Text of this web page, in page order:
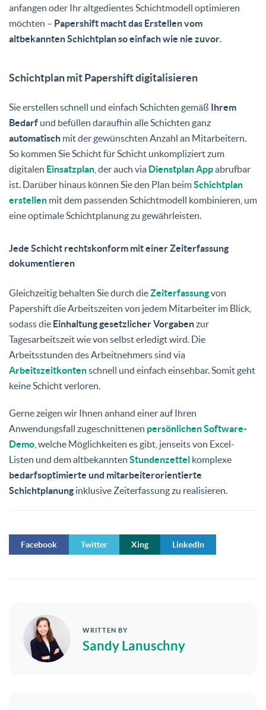
anfangen oder Ihr altgedientes Schichtmodell optimieren
möchten – Papershift macht das Erstellen vom
altbekannten Schichtplan so einfach wie nie zuvor.
Schichtplan mit Papershift digitalisieren
Sie erstellen schnell und einfach Schichten gemäß Ihrem
Bedarf und befüllen daraufhin alle Schichten ganz
automatisch mit der gewünschten Anzahl an Mitarbeitern.
So kommen Sie Schicht für Schicht unkompliziert zum
digitalen Einsatzplan , der auch via Dienstplan Appabrufbar
ist. Darüber hinaus können Sie den Plan beimSchichtplan
erstellen mit dem passenden Schichtmodell kombinieren, um
eine optimale Schichtplanung zu gewährleisten.
Jede Schicht rechtskonform mit einer Zeiterfassung
dokumentieren
Gleichzeitig behalten Sie durch dieZeiterfassungvon
Papershift die Arbeitszeiten von jedem Mitarbeiter im Blick,
sodass die Einhaltung gesetzlicher Vorgabenzur
Tagesarbeitszeit wie von selbst erledigt wird. Die
Arbeitsstunden des Arbeitnehmers sind via
Arbeitszeitkontenschnell und einfach einsehbar. Somit geht
keine Schicht verloren.
Gerne zeigen wir Ihnen anhand einer auf Ihren
Anwendungsfall zugeschnittenen persönlichen Software-
Demo , welche Möglichkeiten es gibt, jenseits von Excel-
Listen und dem altbekannten Stundenzettel komplexe
bedarfsoptimierte und mitarbeiterorientierte
Schichtplanung inklusive Zeiterfassung zu realisieren.
Facebook Twitter Xing LinkedIn
WRITTEN BY
Sandy Lanuschny